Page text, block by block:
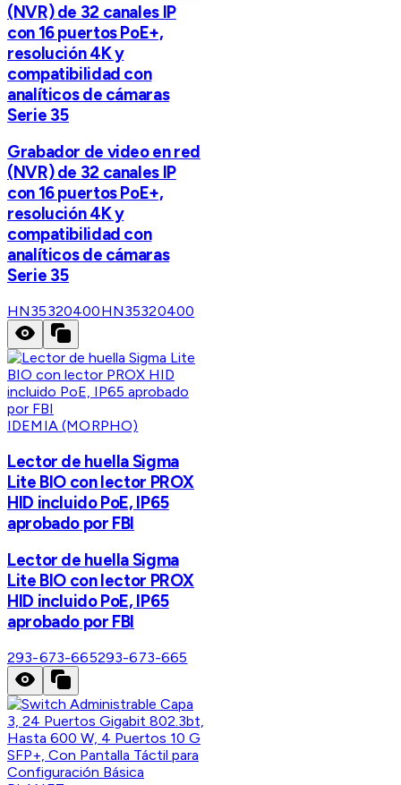
(NVR) de 32 canales IP
con 16 puertos PoE+,
resolución 4K y
compatibilidad con
analíticos de cámaras
Serie 35
Grabador de video en red
(NVR) de 32 canales IP
con 16 puertos PoE+,
resolución 4K y
compatibilidad con
analíticos de cámaras
Serie 35
HN35320400HN35320400
IDEMIA (MORPHO)
Lector de huella Sigma
Lite BIO con lector PROX
HID incluido PoE, IP65
aprobado por FBI
Lector de huella Sigma
Lite BIO con lector PROX
HID incluido PoE, IP65
aprobado por FBI
293-673-665293-673-665